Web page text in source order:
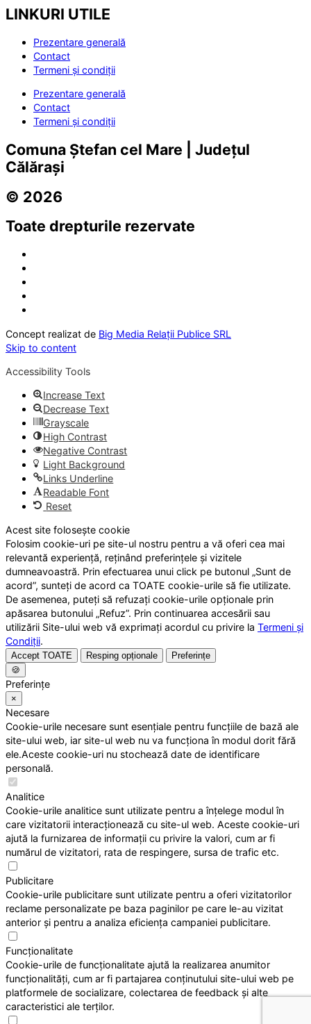
LINKURI UTILE
Prezentare generală
Contact
Termeni și condiții
Prezentare generală
Contact
Termeni și condiții
Comuna Ștefan cel Mare | Județul
Călărași
© 2026
Toate drepturile rezervate
Concept realizat de Big Media Relații Publice SRL
Skip to content
Accessibility Tools
Increase Text
Decrease Text
Grayscale
High Contrast
Negative Contrast
Light Background
Links Underline
Readable Font
Reset
Acest site folosește cookie
Folosim cookie-uri pe site-ul nostru pentru a vă oferi cea mai
relevantă experiență, reținând preferințele și vizitele
dumneavoastră. Prin efectuarea unui click pe butonul „Sunt de
acord”, sunteți de acord ca TOATE cookie-urile să fie utilizate.
De asemenea, puteți să refuzați cookie-urile opționale prin
apăsarea butonului „Refuz”. Prin continuarea accesării sau
utilizării Site-ului web vă exprimați acordul cu privire la Termeni și
Condiții.
Accept TOATE Resping opționale
Preferințe
🍪
Preferințe
×
Necesare
Cookie-urile necesare sunt esențiale pentru funcțiile de bază ale
site-ului web, iar site-ul web nu va funcționa în modul dorit fără
ele.Aceste cookie-uri nu stochează date de identificare
personală.
Analitice
Cookie-urile analitice sunt utilizate pentru a înțelege modul în
care vizitatorii interacționează cu site-ul web. Aceste cookie-uri
ajută la furnizarea de informații cu privire la valori, cum ar fi
numărul de vizitatori, rata de respingere, sursa de trafic etc.
Publicitare
Cookie-urile publicitare sunt utilizate pentru a oferi vizitatorilor
reclame personalizate pe baza paginilor pe care le-au vizitat
anterior și pentru a analiza eficiența campaniei publicitare.
Funcționalitate
Cookie-urile de funcționalitate ajută la realizarea anumitor
funcționalități, cum ar fi partajarea conținutului site-ului web pe
platformele de socializare, colectarea de feedback și alte
caracteristici ale terților.